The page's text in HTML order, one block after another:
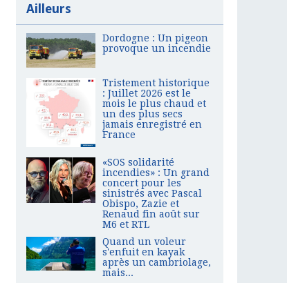
Ailleurs
Dordogne : Un pigeon
provoque un incendie
Tristement historique
: Juillet 2026 est le
mois le plus chaud et
un des plus secs
jamais enregistré en
France
«SOS solidarité
incendies» : Un grand
concert pour les
sinistrés avec Pascal
Obispo, Zazie et
Renaud fin août sur
M6 et RTL
Quand un voleur
s'enfuit en kayak
après un cambriolage,
mais...